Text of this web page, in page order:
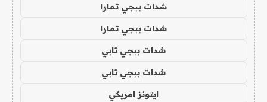
شدات ببجي تمارا
شدات ببجي تمارا
شدات ببجي تابي
شدات ببجي تابي
ايتونز امريكي